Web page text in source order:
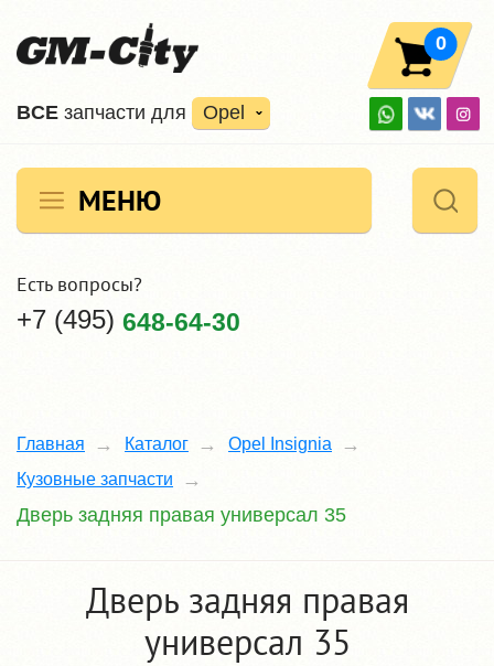
ВCE запчасти для Opel
0
МЕНЮ
Есть вопросы?
+7 (495) 648-64-30
Главная Каталог
Opel Insignia
Кузовные запчасти
Дверь задняя правая универсал 35
Дверь задняя правая
универсал 35